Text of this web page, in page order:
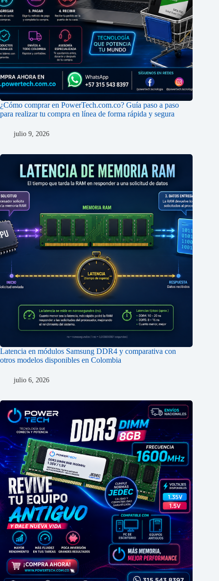
¿Cómo comprar en PowerTech.com.co? Guía paso a paso
para realizar tu compra en línea de forma rápida y segura
julio 9, 2026
Latencia en módulos Samsung DDR4 y comparativa con
otros modelos disponibles en Colombia
julio 6, 2026